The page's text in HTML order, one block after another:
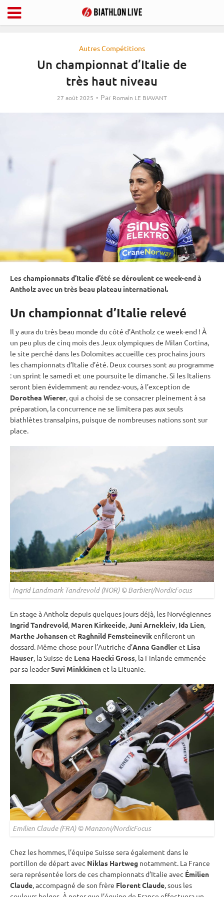
Autres Compétitions
Un championnat d’Italie de
très haut niveau
27 août 2025 Par Romain LE BIAVANT
Les championnats d’Italie d’été se déroulent ce week-end à
Antholz avec un très beau plateau international.
Un championnat d’Italie relevé
Il y aura du très beau monde du côté d’Antholz ce week-end ! À
un peu plus de cinq mois desJeux olympiquesde Milan Cortina,
le site perché dans les Dolomites accueille ces prochains jours
les championnats d’Italie d’été. Deux courses sont au programme
: un sprint le samedi et une poursuite le dimanche. Si les Italiens
seront bien évidemment au rendez-vous, à l’exception de
Dorothea Wierer, qui a choisi de se consacrer pleinement à sa
préparation, la concurrence ne se limitera pas aux seuls
biathlètes transalpins, puisque de nombreuses nations sont sur
place.
Ingrid Landmark Tandrevold (NOR) © Barbieri/NordicFocus
En stage à Antholz depuis quelques jours déjà, les Norvégiennes
Ingrid Tandrevold, Maren Kirkeeide,Juni Arnekleiv, Ida Lien,
Marthe Johansenet Raghnild Femsteinevikenfileront un
dossard. Même chose pour l’Autriche d’Anna Gandleret Lisa
Hauser, la Suisse de Lena Haecki Gross, la Finlande emmenée
par sa leaderSuvi Minkkinenet la Lituanie.
Emilien Claude (FRA) © Manzoni/NordicFocus
Chez les hommes, l’équipe Suisse sera également dans le
portillon de départ avec Niklas Hartweg notamment. La France
sera représentée lors de ces championnats d’Italie avec Émilien
Claude, accompagné de son frère Florent Claude, sous les